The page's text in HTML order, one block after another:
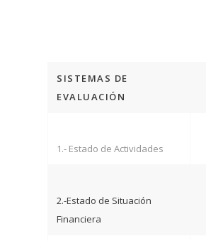
SISTEMAS DE
EVALUACIÓN
1.- Estado de Actividades
2.-Estado de Situación
Financiera